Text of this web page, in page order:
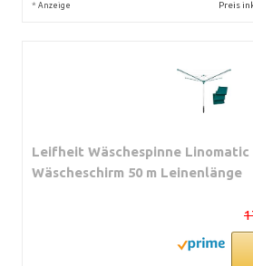
* Anzeige Preis
Leifheit Wäschespinne Linomatic
Wäscheschirm 50 m Leinenlänge